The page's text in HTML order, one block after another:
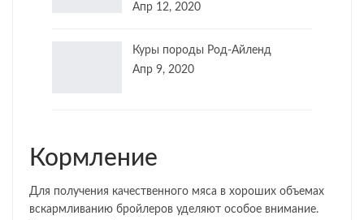
Апр 12, 2020
Куры породы Род-Айленд
Апр 9, 2020
Кормление
Для получения качественного мяса в хороших объемах
вскармливанию бройлеров уделяют особое внимание.